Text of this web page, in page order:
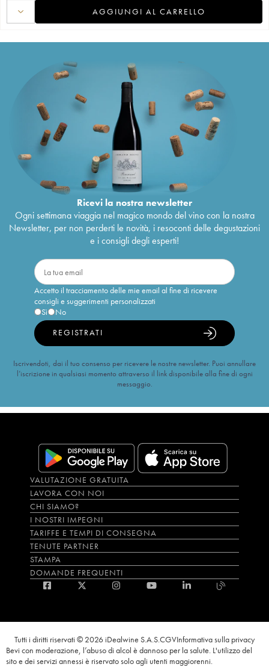
AGGIUNGI AL CARRELLO
Ricevi la nostra newsletter
Ogni settimana viaggia nel magico mondo del vino con la nostra
Newsletter, per non perderti le novità, i resoconti delle degustazioni
e i consigli degli esperti!
Accetto il tracciamento delle mie email al fine di ricevere
consigli e suggerimenti personalizzati
Sì
No
REGISTRATI
Iscrivendoti, dai il tuo consenso per ricevere le nostre newsletter. Puoi annullare
l’iscrizione in qualsiasi momento attraverso il link disponibile alla fine di ogni
messaggio.
VALUTAZIONE GRATUITA
LAVORA CON NOI
CHI SIAMO?
I NOSTRI IMPEGNI
TARIFFE E TEMPI DI CONSEGNA
TENUTE PARTNER
STAMPA
DOMANDE FREQUENTI
Tutti i diritti riservati © 2026 iDealwine S.A.S.CGVInformativa sulla privacy
Bevi con moderazione, l’abuso di alcol è dannoso per la salute. L'utilizzo del
sito e dei servizi annessi è riservato solo agli utenti maggiorenni.